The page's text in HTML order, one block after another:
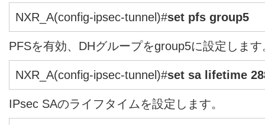
NXR_A(config-ipsec-tunnel)#set pfs group5
PFSを有効、DHグループをgroup5に設定します
NXR_A(config-ipsec-tunnel)#set sa lifetime
IPsec SAのライフタイムを設定します。